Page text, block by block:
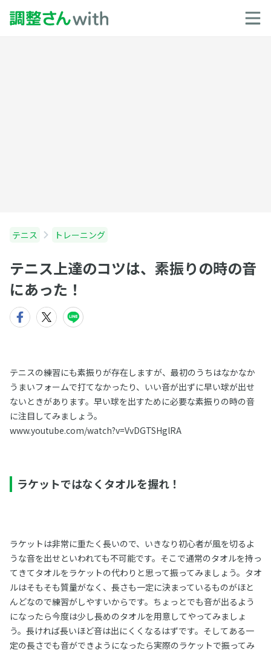
テニス トレーニング
テニス上達のコツは、素振りの時の音
にあった！
テニスの練習にも素振りが存在しますが、最初のうちはなかなか
うまいフォームで打てなかったり、いい音が出ずに早い球が出せ
ないときがあります。早い球を出すために必要な素振りの時の音
に注目してみましょう。
www.youtube.com/watch?v=VvDGTSHglRA
ラケットではなくタオルを握れ！
ラケットは非常に重たく長いので、いきなり初心者が風を切るよ
うな音を出せといわれても不可能です。そこで通常のタオルを持っ
てきてタオルをラケットの代わりと思って振ってみましょう。タオ
ルはそもそも質量がなく、長さも一定に決まっているものがほと
んどなので練習がしやすいからです。ちょっとでも音が出るよう
になったら今度は少し長めのタオルを用意してやってみましょ
う。長ければ長いほど音は出にくくなるはずです。そしてある一
定の長さでも音ができようになったら実際のラケットで振ってみ